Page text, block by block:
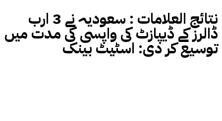
نتائج العلامات : سعودیہ نے 3 ارب
ڈالرز کے ڈیپازٹ کی واپسی کی مدت میں
توسیع کر دی: اسٹیٹ بینک